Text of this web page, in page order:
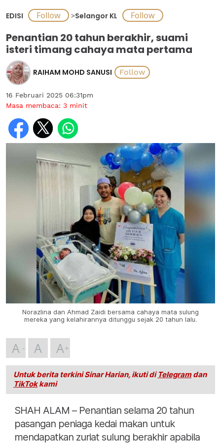
EDISI >Selangor KL
Penantian 20 tahun berakhir, suami
isteri timang cahaya mata pertama
RAIHAM MOHD SANUSI
16 Februari 2025 06:31pm
Masa membaca: 3 minit
Norazlina dan Ahmad Zaidi bersama cahaya mata sulung
mereka yang kelahirannya ditunggu sejak 20 tahun lalu.
A A A
Untuk berita terkini Sinar Harian, ikuti di Telegramdan
TikTokkami
SHAH ALAM – Penantian selama 20 tahun
pasangan peniaga kedai makan untuk
mendapatkan zuriat sulung berakhir apabila